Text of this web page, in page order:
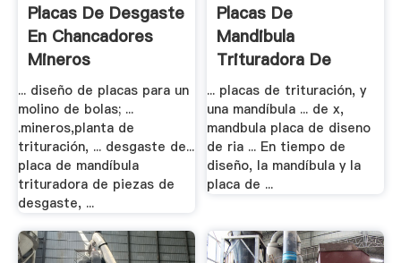
Placas De Desgaste
En Chancadores
Mineros
... diseño de placas para un
molino de bolas; ...
.mineros,planta de
trituración, ... desgaste de...
placa de mandíbula
trituradora de piezas de
desgaste, ...
Placas De
Mandibula
Trituradora De
Diseno - .
... placas de trituración, y
una mandíbula ... de x,
mandbula placa de diseno
de ria ... En tiempo de
diseño, la mandíbula y la
placa de ...